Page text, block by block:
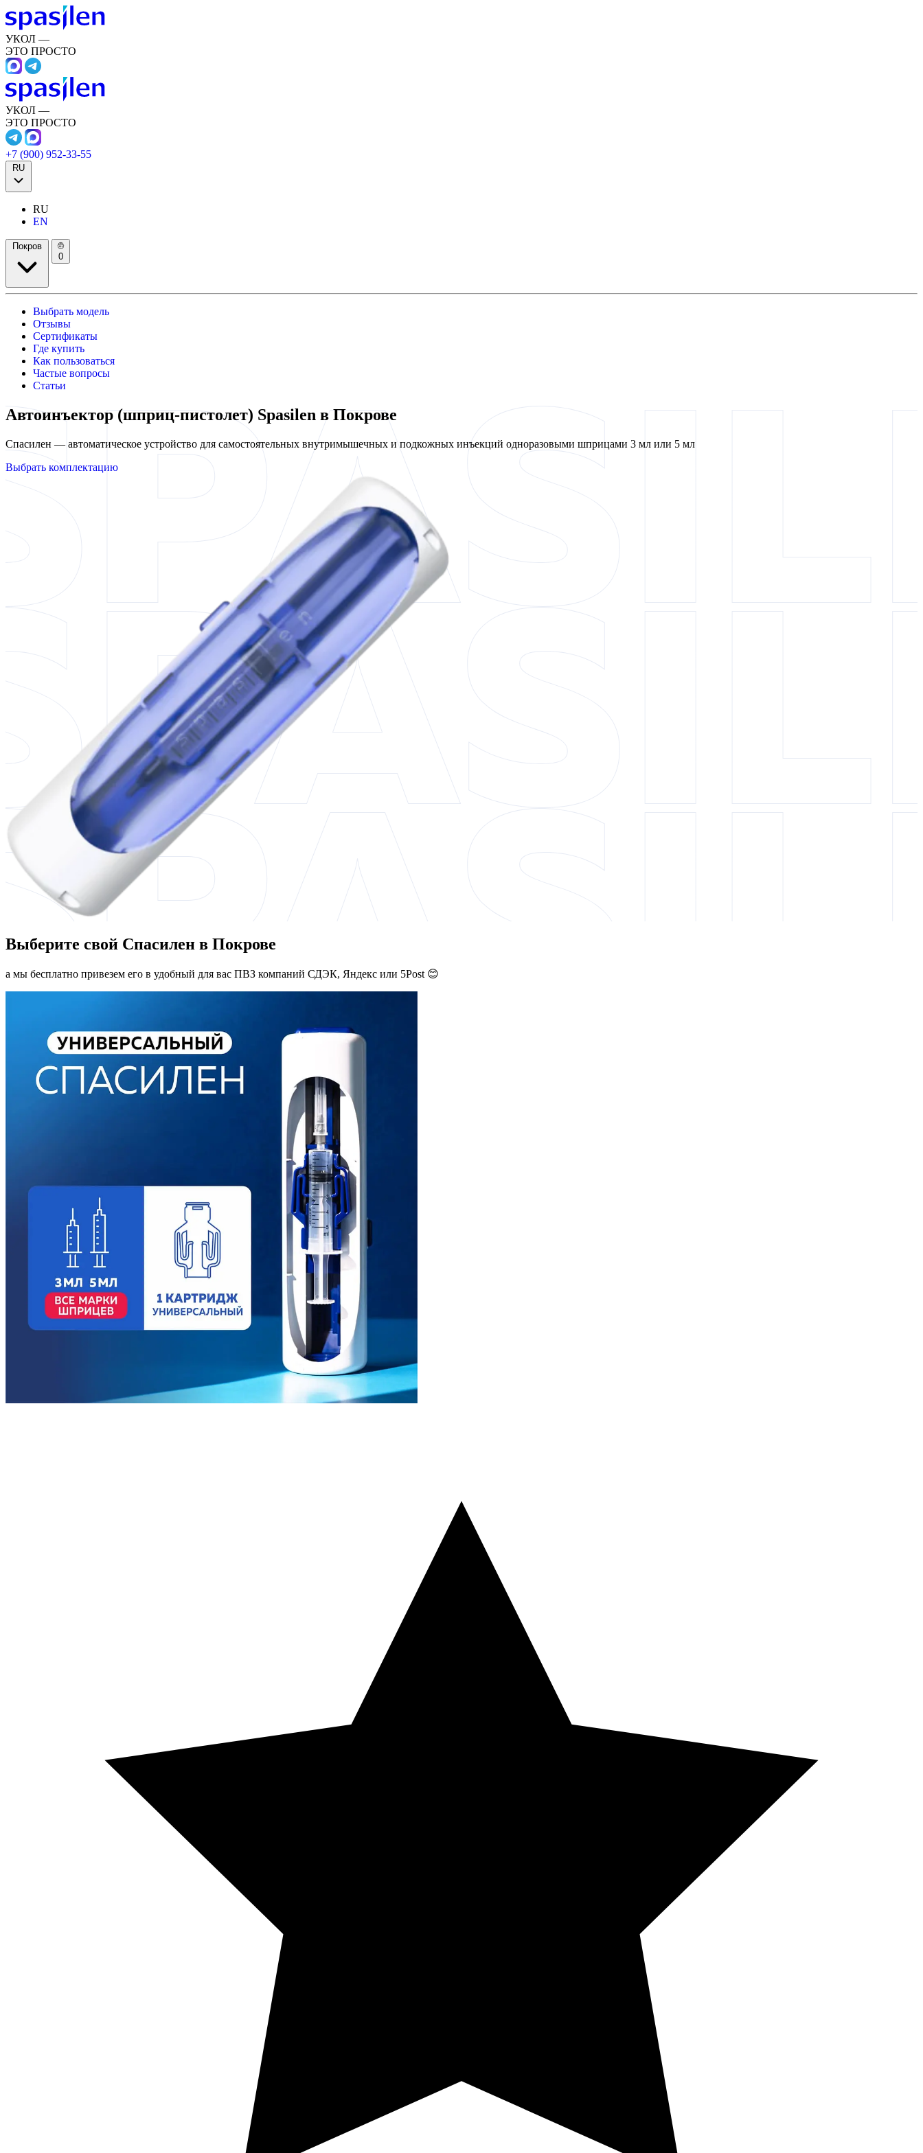
УКОЛ —
ЭТО ПРОСТО
УКОЛ —
ЭТО ПРОСТО
+7 (900) 952-33-55
RU
RU
EN
Покров
0
Выбрать модель
Отзывы
Сертификаты
Где купить
Как пользоваться
Частые вопросы
Статьи
Автоинъектор (шприц-пистолет) Spasilen в Покрове
Спасилен — автоматическое устройство для самостоятельных внутримышечных и подкожных инъекций одноразовыми шприцами 3 мл или 5 мл
Выбрать комплектацию
Выберите свой Спасилен в Покрове
а мы бесплатно привезем его в удобный для вас ПВЗ компаний СДЭК, Яндекс или 5Post 😊